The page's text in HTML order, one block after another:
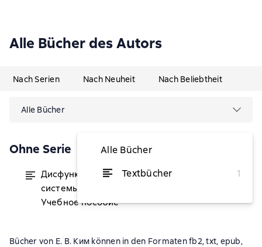
Alle Bücher des Autors
Nach Serien Nach Neuheit Nach Beliebtheit
Alle Bücher
Alle Bücher
Textbücher
1
Ohne Serie
Дисфункции лимфатической
системы и методы их коррекции.
Учебное пособие
von 8,44 €
Bücher von Е. В. Ким können in den Formaten fb2, txt, epub,